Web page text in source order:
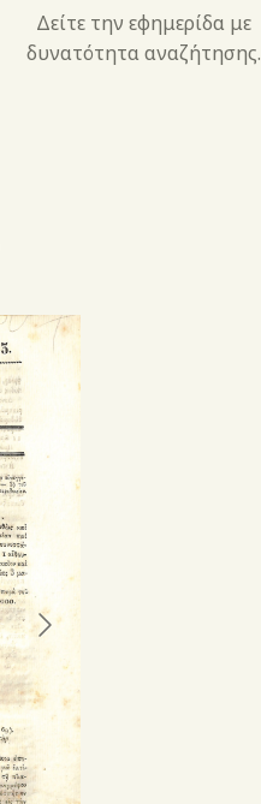
Δείτε την εφημερίδα με
δυνατότητα αναζήτησης.